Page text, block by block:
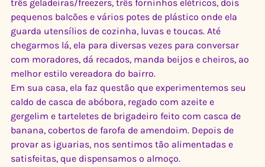
três geladeiras/freezers, três forninhos elétricos, dois
pequenos balcões e vários potes de plástico onde ela
guarda utensílios de cozinha, luvas e toucas. Até
chegarmos lá, ela para diversas vezes para conversar
com moradores, dá recados, manda beijos e cheiros, ao
melhor estilo vereadora do bairro.
Em sua casa, ela faz questão que experimentemos seu
caldo de casca de abóbora, regado com azeite e
gergelim e tarteletes de brigadeiro feito com casca de
banana, cobertos de farofa de amendoim. Depois de
provar as iguarias, nos sentimos tão alimentadas e
satisfeitas, que dispensamos o almoço.